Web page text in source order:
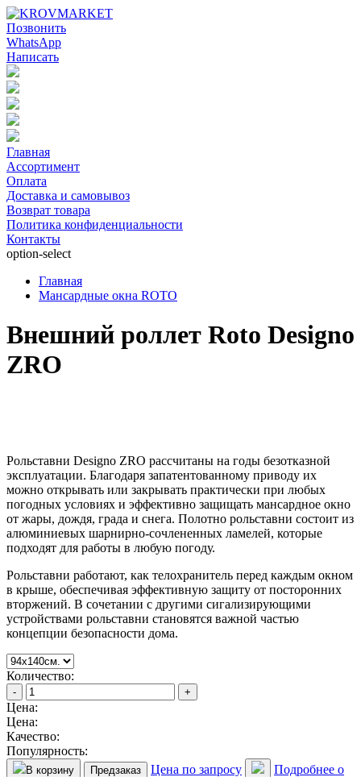
Позвонить
WhatsApp
Написать
Главная
Ассортимент
Оплата
Доставка и самовывоз
Возврат товара
Политика конфиденциальности
Контакты
option-select
Главная
Мансардные окна ROTO
Внешний роллет Roto Designo
ZRO
Рольставни Designo ZRO рассчитаны на годы безотказной
эксплуатации. Благодаря запатентованному приводу их
можно открывать или закрывать практически при любых
погодных условиях и эффективно защищать мансардное окно
от жары, дождя, града и снега. Полотно рольставни состоит из
алюминиевых шарнирно-сочлененных ламелей, которые
подходят для работы в любую погоду.
Рольставни работают, как телохранитель перед каждым окном
в крыше, обеспечивая эффективную защиту от посторонних
вторжений. В сочетании с другими сигализирующими
устройствами рольставни становятся важной частью
концепции безопасности дома.
Количество:
- +
Цена:
Цена:
Качество:
Популярность:
В корзину Предзаказ Цена по запросу
Подробнее о